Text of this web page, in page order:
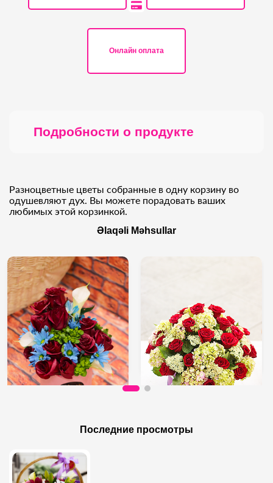
Онлайн оплата
Подробности о продукте
Разноцветные цветы собранные в одну корзину во
одушевляют дух. Вы можете порадовать ваших
любимых этой корзинкой.
Əlaqəli Məhsullar
Ящик УдачиПоследние просмотры